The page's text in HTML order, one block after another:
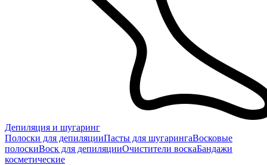
Депиляция и шугаринг
Полоски для депиляцииПасты для шугарингаВосковые
полоскиВоск для депиляцииОчистители воскаБандажи
косметические